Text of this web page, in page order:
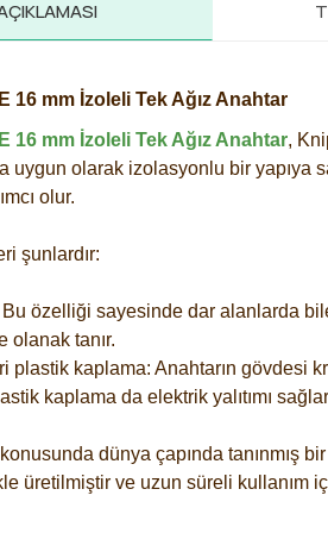
16 mm İzoleli Tek Ağız Anahtar
16 mm İzoleli Tek Ağız Anahtar,
uygun olarak izolasyonlu bir yapıya
olur.
şunlardır:
Bu özelliği sayesinde dar alanlarda
olanak tanır.
plastik kaplama: Anahtarın gövdesi
kaplama da elektrik yalıtımı
dünya çapında tanınmış
üretilmiştir ve uzun süreli kullanım